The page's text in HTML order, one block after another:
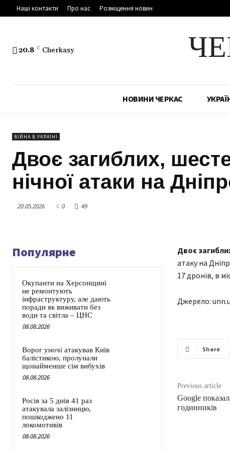
Наші контакти Про нас Розміщення новин
20.8 C Cherkasy
НОВИНИ ЧЕРКАС
ВІЙНА В УКРАЇНІ
Двоє загиблих,
нічної атаки на
20.05.2026 0 49
Популярне
Окупанти на Херсонщині
не ремонтують
інфраструктуру, але дають
поради як виживати без
води та світла – ЦНС
08.08.2026
Ворог уночі атакував Київ
балістикою, пролунали
щонайменше сім вибухів
08.08.2026
Росія за 5 днів 41 раз
атакувала залізницю,
пошкоджено 11
локомотивів
08.08.2026
Двоє
атаку на
17 дронів, в
Джерело:
Share
Previous article
Google
годинників